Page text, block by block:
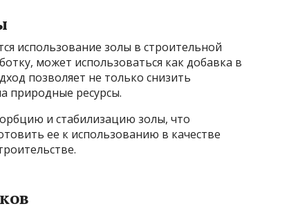
использование золы в строительной
может использоваться как добавка в
позволяет не только снизить
природные ресурсы.
и стабилизацию золы, что
ее к использованию в качестве